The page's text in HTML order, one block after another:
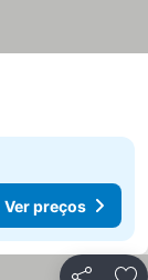
Ver preços